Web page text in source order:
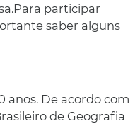
participar
saber alguns
anos. De acordo com
de Geografia